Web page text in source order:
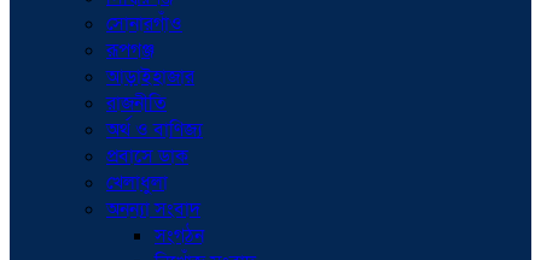
সোনারগাঁও
রূপগঞ্জ
আড়াইহাজার
রাজনীতি
অর্থ ও বাণিজ্য
প্রবাসে ডাক
খেলাধুলা
অনন্যা সংবাদ
সংগঠন